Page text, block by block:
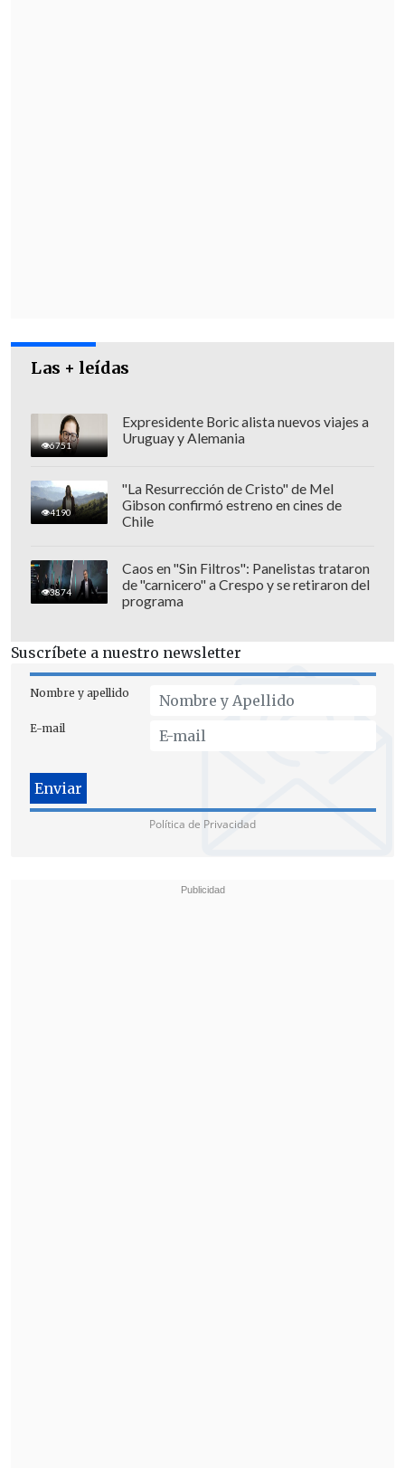
Además señaló que "todos los artistas
que respetar a los artistas que vienen".
promedió 2.018.093 de espectadores por
minuto con un peak de 2.124.162.
Las + leídas
6751
Expresidente Boric alista nuevos viajes a
Uruguay y Alemania
4190
"La Resurrección de Cristo" de Mel
Gibson confirmó estreno en cines de
Chile
3874
Caos en "Sin Filtros": Panelistas trataron
de "carnicero" a Crespo y se retiraron del
programa
Suscríbete a nuestro newsletter
Nombre y apellido
E-mail
Política de Privacidad